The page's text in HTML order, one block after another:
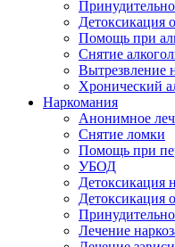
Детоксикация
Помощь при
Снятие
Вытрезвление
Хронический
Наркомания
Анонимное
Снятие ломки
Помощь при
УБОД
Детоксикация
Детоксикация
Лечение